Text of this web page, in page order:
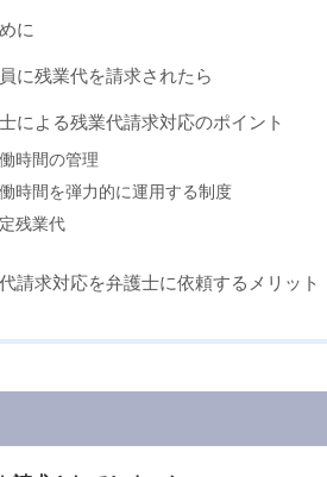
に
に残業代を請求されたら
による残業代請求対応のポイント
時間の管理
時間を弾力的に運用する制度
残業代
請求対応を弁護士に依頼するメリット